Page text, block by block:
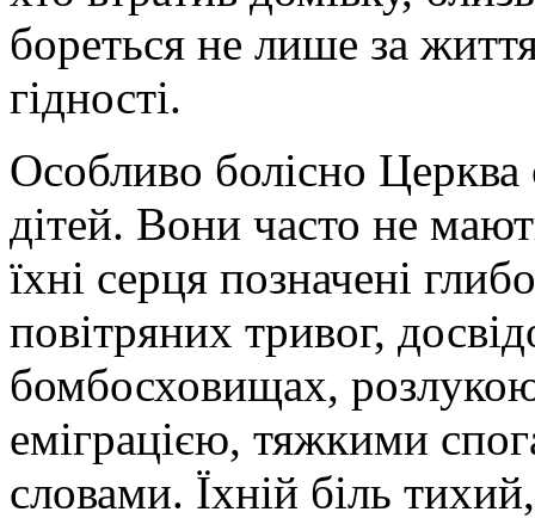
бореться не лише за
гідності.
Особливо болісно
дітей. Вони часто не
їхні серця позначені
повітряних тривог,
бомбосховищах,
еміграцією, тяжкими
словами. Їхній біль